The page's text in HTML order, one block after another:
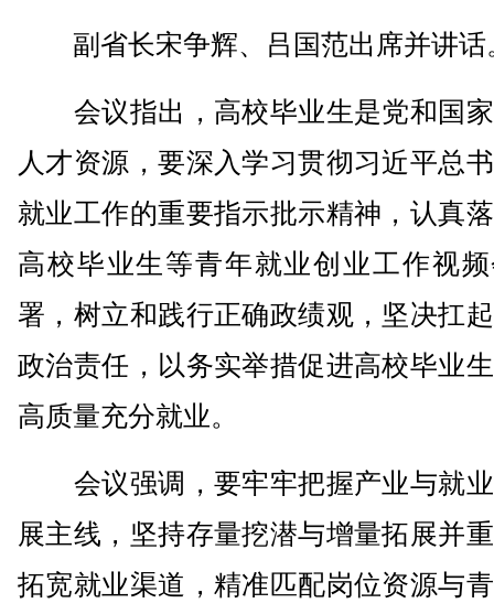
副省长宋争辉、吕国范出席并讲话
会议指出，高校毕业生是党和国
人才资源，要深入学习贯彻习近平总
就业工作的重要指示批示精神，认真
高校毕业生等青年就业创业工作视
署，树立和践行正确政绩观，坚决扛
政治责任，以务实举措促进高校毕业
高质量充分就业。
会议强调，要牢牢把握产业与就
展主线，坚持存量挖潜与增量拓展并
拓宽就业渠道，精准匹配岗位资源与